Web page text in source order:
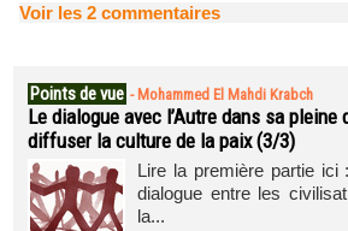
Voir les 2 commentaires
Points de vue - Mohammed El Mahdi Krabch
Le dialogue avec l’Autre dans sa pleine
diffuser la culture de la paix (3/3)
Lire la première partie ici
dialogue entre les
la...